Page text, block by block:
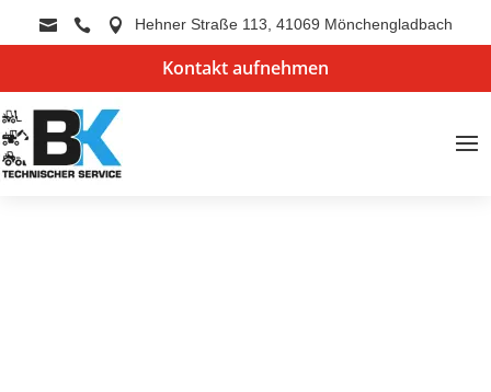
   Hehner Straße 113, 41069 Mönchengladbach
Kontakt aufnehmen